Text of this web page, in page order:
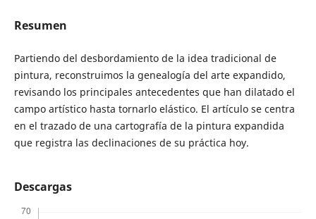
Resumen
Partiendo del desbordamiento de la idea tradicional de
pintura, reconstruimos la genealogía del arte expandido,
revisando los principales antecedentes que han dilatado el
campo artístico hasta tornarlo elástico. El artículo se centra
en el trazado de una cartografía de la pintura expandida
que registra las declinaciones de su práctica hoy.
Descargas